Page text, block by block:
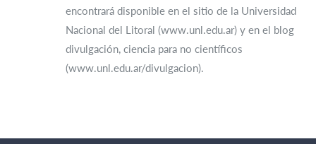
encontrará disponible en el sitio de la Universidad
Nacional del Litoral (www.unl.edu.ar) y en el blog
divulgación, ciencia para no científicos
(www.unl.edu.ar/divulgacion).